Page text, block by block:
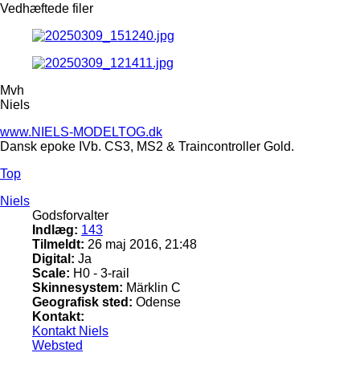
Vedhæftede filer
Mvh
Niels
www.NIELS-MODELTOG.dk
Dansk epoke IVb. CS3, MS2 & Traincontroller Gold.
Top
Niels
Godsforvalter
Indlæg: 143
Tilmeldt: 26 maj 2016, 21:48
Digital: Ja
Scale: H0 - 3-rail
Skinnesystem: Märklin C
Geografisk sted: Odense
Kontakt:
Kontakt Niels
Websted